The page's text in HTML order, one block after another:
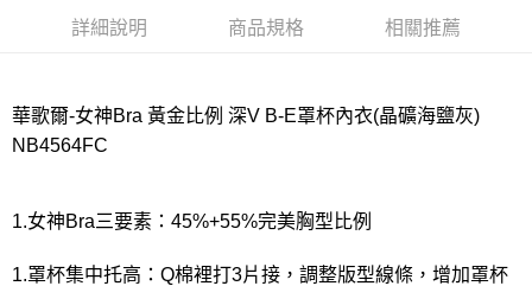
付款後門市自取
詳細說明 商品規格 相關推薦
華歌爾-女神Bra 黃金比例 深V B-E罩杯內衣(晶礦海鹽灰)
NB4564FC
1.女神Bra三要素：45%+55%完美胸型比例
1.罩杯集中托高：Q棉裡打3片接，調整版型線條，增加罩杯